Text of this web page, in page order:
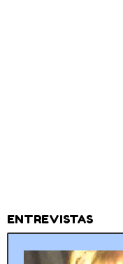
ENTREVISTAS